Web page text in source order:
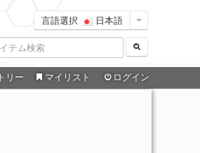
言語選択 日本語
リー マイリスト ログイン